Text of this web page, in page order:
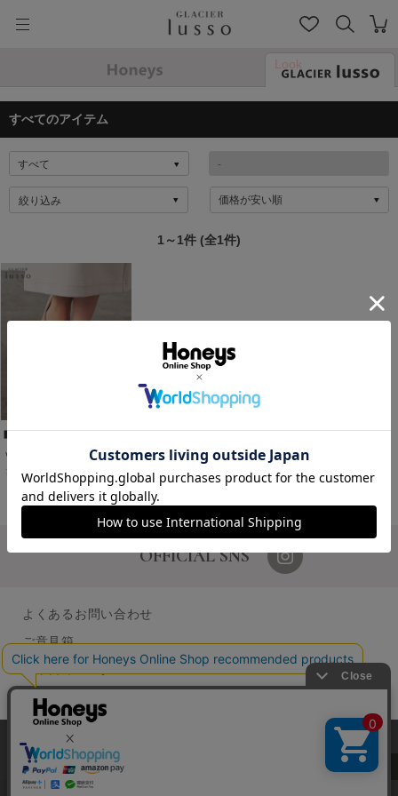
Look
すべてのアイテム
絞り込み
1～1件 (全1件)
Ｖカットフラットシューズ
￥3,980 税込
1～1件 (全1件)
OFFICIAL SNS
よくあるお問い合わせ
ご意見箱
営業日カレンダー
店舗検索
採用情報
GLOBAL GUIDE（海外からご利用のお客様）
当サイトでは、サイトの利便性向上のため、クッキー(Cookie)を使
用しています。詳しくは「
」をご覧くださ